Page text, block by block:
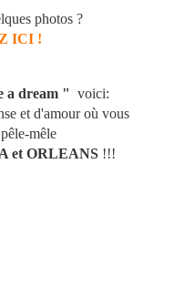
photos ?
ICI !
a dream " voici:
et d'amour où vous
mêle
et ORLEANS !!!